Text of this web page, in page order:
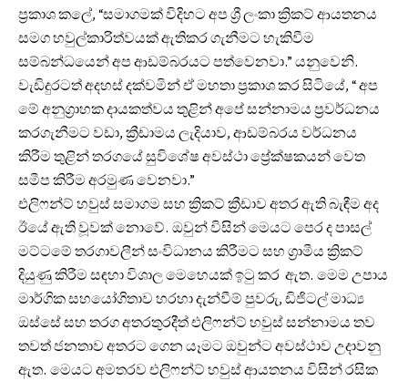
ප්‍රකාශ කලේ, “සමාගමක් විදිහට අප ශ්‍රී ලංකා ක්‍රිකට් ආයතනය
සමග හවුල්කාරිත්වයක් ඇතිකර ගැනීමට හැකිවීම
සම්බන්ධයෙන් අප ආඩම්බරයට පත්වෙනවා.” යනුවෙනි.
වැඩිදුරටත් අදහස් දක්වමින් ඒ මහතා ප්‍රකාශ කර සිටියේ, “ අප
මේ අනුග්‍රාහක දායකත්වය තුළින් අපේ සන්නාමය ප්‍රවර්ධනය
කරගැනීමට වඩා, ක්‍රීඩාමය ලැදියාව, ආඩම්බරය වර්ධනය
කිරීම තුළින් තරගයේ සුවිශේෂ අවස්ථා ප්‍රේක්ෂකයන් වෙත
සමීප කිරීම අරමුණ වෙනවා.”
එලිෆන්ට් හවුස් සමාගම සහ ක්‍රිකට් ක්‍රීඩාව අතර ඇති බැඳීම අද
ඊයේ ඇති වූවක් නොවේ. ඔවුන් විසින් මෙයට පෙර ද පාසල්
මට්ටමේ තරගාවලීන් සංවිධානය කිරීමට සහ ග්‍රාමීය ක්‍රිකට්
දියුණු කිරීම සඳහා විශාල මෙහෙයක් ඉටු කර ඇත. මෙම උපාය
මාර්ගික සහයෝගිතාව හරහා දැන්වීම් පුවරු, ඩිජිටල් මාධ්‍ය
ඔස්සේ සහ තරග අතරතුරදීත් එලිෆන්ට් හවුස් සන්නාමය තව
තවත් ජනතාව අතරට ගෙන යෑමට ඔවුන්ට අවස්ථාව උදාවනු
ඇත. මෙයට අමතරව එලිෆන්ට් හවුස් ආයතනය විසින් රසික